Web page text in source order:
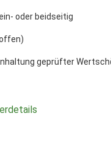
oder beidseitig
geprüfter